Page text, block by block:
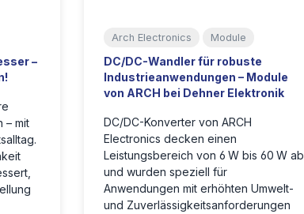
–
– mit
Arch Electronics Module
DC/DC-Wandler für robuste
Industrieanwendungen – Module
von ARCH bei Dehner Elektronik
DC/DC-Konverter von ARCH
Electronics decken einen
Leistungsbereich von 6 W bis 60 W ab
und wurden speziell für
Anwendungen mit erhöhten Umwelt-
und Zuverlässigkeitsanforderungen